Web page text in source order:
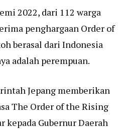
2022, dari 112 warga
penghargaan Order of
berasal dari Indonesia
adalah perempuan.
Jepang memberikan
The Order of the Rising
kepada Gubernur Daerah